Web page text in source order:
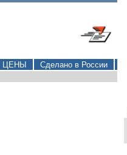
ЦЕНЫ Сделано в России